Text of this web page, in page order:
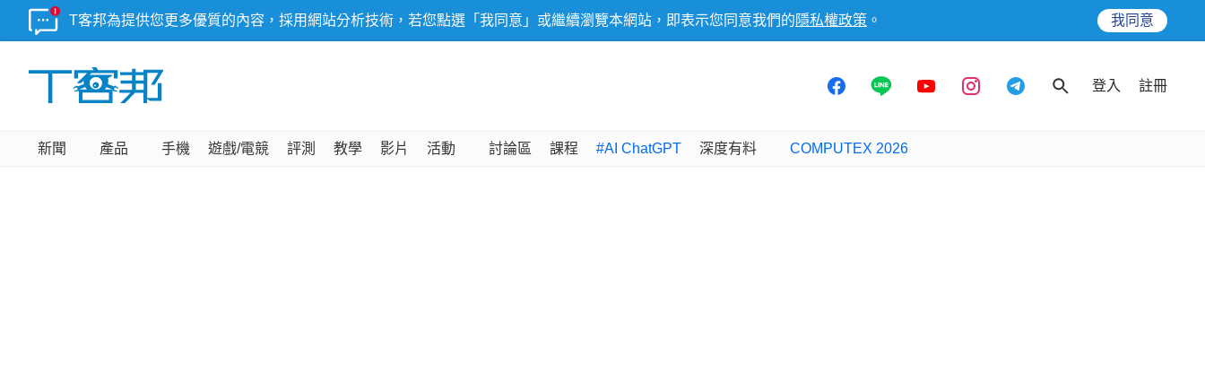
T客邦為提供您更多優質的內容，採用網站分析技術，若您點選「我同意」或繼續瀏覽本網站，即表示您同意我們的 隱私權政策 。 我同意
登入 註冊
新聞 產品 手機 遊戲/電競 評測 教學 影片 活動 討論區 課程 #AI ChatGPT 深度有料 COMPUTEX 2026